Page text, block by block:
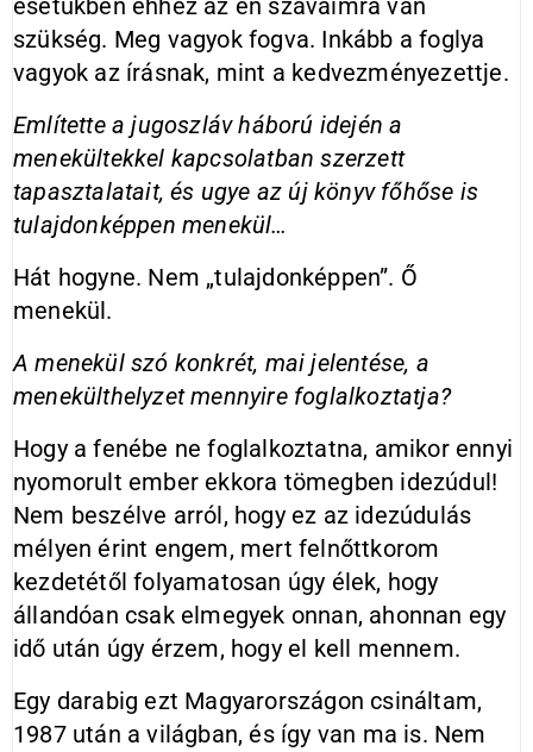
esetükben ehhez az én szavaimra van
szükség. Meg vagyok fogva. Inkább a foglya
vagyok az írásnak, mint a kedvezményezettje.
Említette a jugoszláv háború idején a
menekültekkel kapcsolatban szerzett
tapasztalatait, és ugye az új könyv főhőse is
tulajdonképpen menekül…
Hát hogyne. Nem „tulajdonképpen”. Ő
menekül.
A menekül szó konkrét, mai jelentése, a
menekülthelyzet mennyire foglalkoztatja?
Hogy a fenébe ne foglalkoztatna, amikor ennyi
nyomorult ember ekkora tömegben idezúdul!
Nem beszélve arról, hogy ez az idezúdulás
mélyen érint engem, mert felnőttkorom
kezdetétől folyamatosan úgy élek, hogy
állandóan csak elmegyek onnan, ahonnan egy
idő után úgy érzem, hogy el kell mennem.
Egy darabig ezt Magyarországon csináltam,
1987 után a világban, és így van ma is. Nem